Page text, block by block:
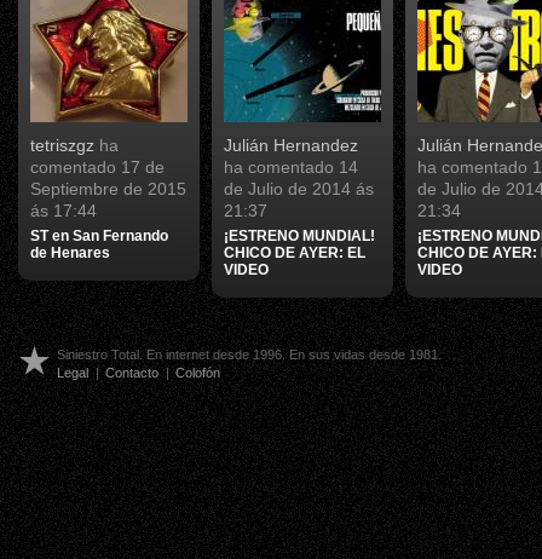
tetriszgz ha
comentado 17 de
Septiembre de 2015
ás 17:44
ST en San Fernando
de Henares
Julián Hernandez
ha comentado 14
de Julio de 2014 ás
21:37
¡ESTRENO MUNDIAL!
CHICO DE AYER: EL
VIDEO
Julián
ha comentado
de Julio de
21:34
¡ESTRENO
CHICO DE AYER:
VIDEO
Siniestro Total. En internet desde 1996. En sus vidas desde 1981.
Legal
| Contacto | Colofón